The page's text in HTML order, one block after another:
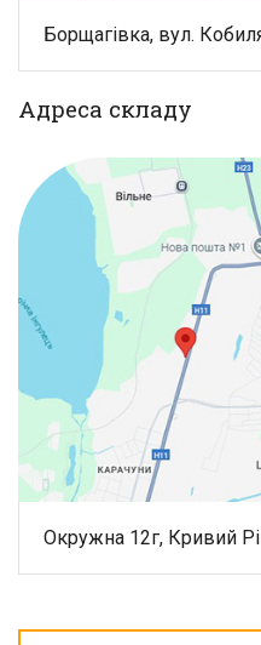
Борщагівка, вул.
Адреса складу
Окружна 12г, Кривий